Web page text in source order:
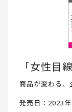
「女性目
商品が変わる、
発売日：2023